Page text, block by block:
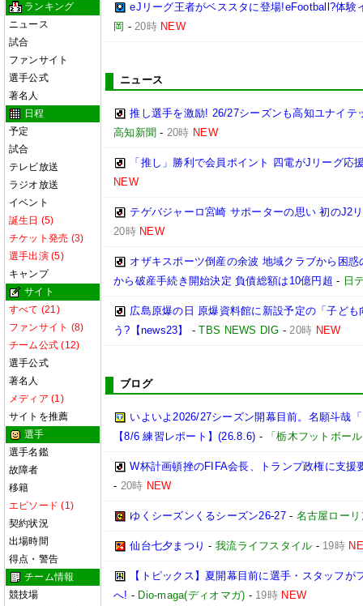
ランキング
ニュース
試合
ファンサイト
選手公式
著名人
日程
予定
試合
テレビ放送
ラジオ放送
イベント
誕生日 (5)
チケット発売 (3)
選手出演 (5)
キャンプ
サイト
すべて (21)
ファンサイト (8)
チーム公式 (12)
選手公式
著名人
メディア (1)
サイトを推薦
選手
選手名鑑
故障者
移籍
エピソード (1)
契約状況
出場時間
得点・警告
チーム情報
競技場
eJリーグ王者がベススタに登場!eFootball?体験
岡 -20時 NEW
ニュース
推し選手を激励! 26/27シーズンも高知ユナイ
高知新聞 - 20時 NEW
「推し」勝利で会員ポイント 四電がJリーグ応
NEW
テゲバジャーロ宮崎 サポーターの思い 初のJ2
20時 NEW
オザキスポーツ倒産の余波 地域クラブから困
から破産手続き開始決定 負債総額は10億円超 - 日
広島原爆の日 原爆資料館に新設予定の「子ど
う?【news23】
-TBS NEWS DIG -20時 NEW
ブログ
いよいよ2026/27シーズン開幕目前。名願斗哉
【8/6 練習レポート】(26.8.6) - 「栃木フットボー
W杯計画頓挫のFIFA会長、トランプ政権に支援
- 20時 NEW
ゆくシーズンくるシーズン26-27- 名古屋ロー
仙台七夕まつり - 我流ライフスタイル - 19時
【トピックス】夏開幕目前に選手・スタッフ
へ! - Dio-maga(ディオマガ) - 19時 NEW